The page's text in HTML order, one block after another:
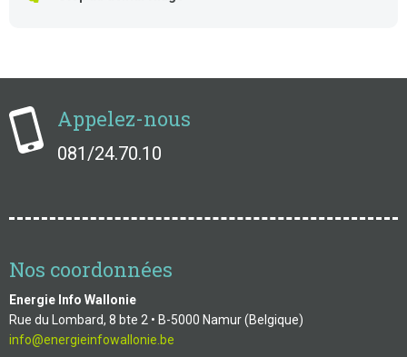
Appelez-nous
081/24.70.10
Nos coordonnées
Energie Info Wallonie
Rue du Lombard, 8 bte 2 • B-5000 Namur (Belgique)
info@energieinfowallonie.be